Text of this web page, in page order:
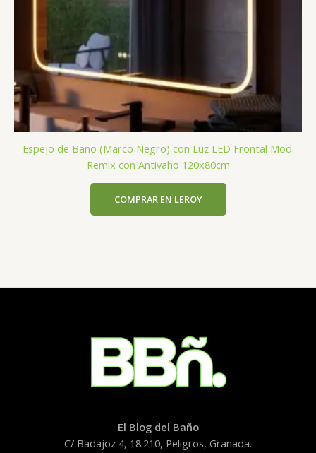
Espejo de Baño (Marco Negro) con Luz LED Frontal Mod.
Remix con Antivaho 120x80cm
COMPRAR EN LEROY
El Blog del Baño
C/ Badajoz 4, 18.210, Peligros, Granada.